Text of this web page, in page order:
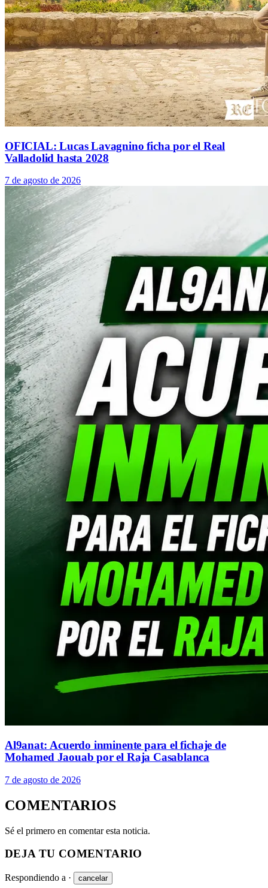
OFICIAL: Lucas Lavagnino ficha por el Real
Valladolid hasta 2028
7 de agosto de 2026
Al9anat: Acuerdo inminente para el fichaje de
Mohamed Jaouab por el Raja Casablanca
7 de agosto de 2026
COMENTARIOS
Sé el primero en comentar esta noticia.
DEJA TU COMENTARIO
Respondiendo a · cancelar